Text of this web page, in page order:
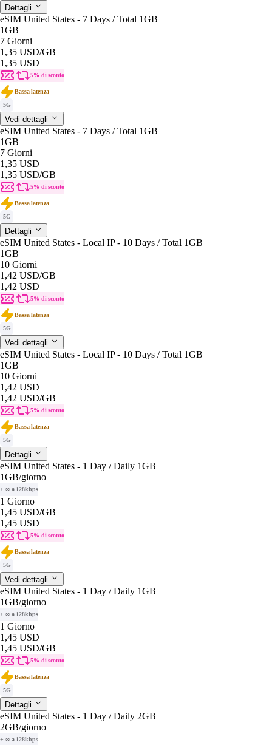
Dettagli
eSIM United States - 7 Days / Total 1GB
1GB
7 Giorni
1,35 USD/GB
1,35 USD
5% di sconto
Bassa latenza
5G
Vedi dettagli
eSIM United States - 7 Days / Total 1GB
1GB
7 Giorni
1,35 USD
1,35 USD/GB
5% di sconto
Bassa latenza
5G
Dettagli
eSIM United States - Local IP - 10 Days / Total 1GB
1GB
10 Giorni
1,42 USD/GB
1,42 USD
5% di sconto
Bassa latenza
5G
Vedi dettagli
eSIM United States - Local IP - 10 Days / Total 1GB
1GB
10 Giorni
1,42 USD
1,42 USD/GB
5% di sconto
Bassa latenza
5G
Dettagli
eSIM United States - 1 Day / Daily 1GB
1GB/giorno
+ ∞ a 128kbps
1 Giorno
1,45 USD/GB
1,45 USD
5% di sconto
Bassa latenza
5G
Vedi dettagli
eSIM United States - 1 Day / Daily 1GB
1GB/giorno
+ ∞ a 128kbps
1 Giorno
1,45 USD
1,45 USD/GB
5% di sconto
Bassa latenza
5G
Dettagli
eSIM United States - 1 Day / Daily 2GB
2GB/giorno
+ ∞ a 128kbps